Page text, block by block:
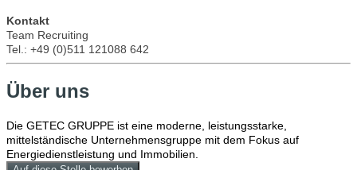
Kontakt
Team Recruiting
Tel.: +49 (0)511 121088 642
Über uns
Die GETEC GRUPPE ist eine moderne, leistungsstarke,
mittelständische Unternehmensgruppe mit dem Fokus auf
Energiedienstleistung und Immobilien.